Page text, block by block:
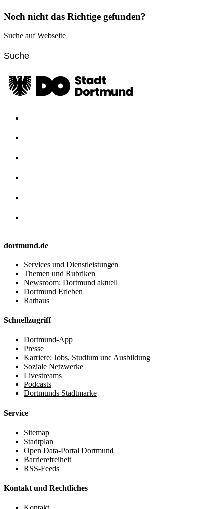
Noch nicht das Richtige gefunden?
Suche auf Webseite
dortmund.de
Services und Dienstleistungen
Themen und Rubriken
Newsroom: Dortmund aktuell
Dortmund Erleben
Rathaus
Schnellzugriff
Dortmund-App
Presse
Karriere: Jobs, Studium und Ausbildung
Soziale Netzwerke
Livestreams
Podcasts
Dortmunds Stadtmarke
Service
Sitemap
Stadtplan
Open Data-Portal Dortmund
Barrierefreiheit
RSS-Feeds
Kontakt und Rechtliches